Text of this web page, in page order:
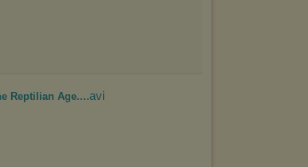
Reptilian Age....avi